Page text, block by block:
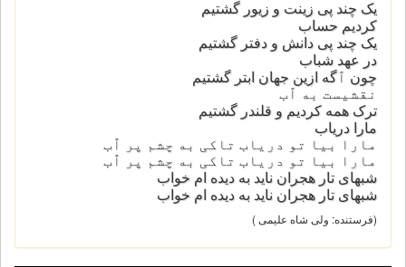
یک چند پی زینت و زیور گشتیم
کردیم حساب
یک چند پی دانش و دفتر گشتیم
در عهد شباب
چون ٱگه ازین جهان ابتر گشتیم
نقشیست به ٱب
ترک همه کردیم و قلندر گشتیم
مارا دریاب
مارا بیا تو دریاب تاکی به چشم پر ٱب
مارا بیا تو دریاب تاکی به چشم پر ٱب
شبهای تار هجران ناید به دیده ام خواب
شبهای تار هجران ناید به دیده ام خواب
(فرستنده: ولی شاه علیمی )